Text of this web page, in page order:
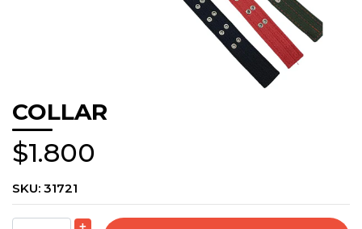
COLLAR
$1.800
SKU: 31721
+